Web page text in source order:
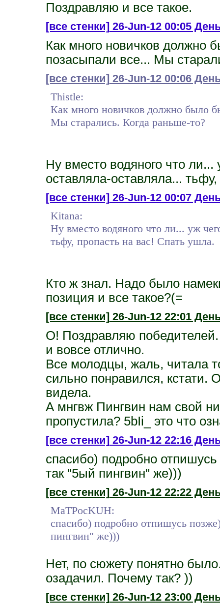
Поздравляю и все такое.
[все стенки]26-Jun-12 00:05
Как много новичков должно
позасыпали все... Мы
[все стенки] 26-Jun-12 00:06
Thistle:
Как много новичков должно было
Мы старались. Когда раньше-то?
Ну вместо водяного что ли...
оставляла-оставляла...
[все стенки]26-Jun-12 00:07
Kitana:
Ну вместо водяного что ли... уж
тьфу, пропасть на вас! Спать ушла.
Кто ж знал. Надо было
позиция и все такое?(=
[все стенки]26-Jun-12 22:01
О! Поздравляю
и вовсе отлично.
Все молодцы, жаль, читала
сильно понравился, кстати.
видела.
А мнгвж Пингвин нам свой
пропустила? 5bIi_ это что
[все стенки]26-Jun-12 22:16
спасибо) подробно
так "5ый пингвин" же)))
[все стенки]26-Jun-12 22:22
MaTPocKUH:
спасибо) подробно отпишусь
пингвин" же)))
Нет, по сюжету понятно
озадачил. Почему так? ))
[все стенки]26-Jun-12 23:00